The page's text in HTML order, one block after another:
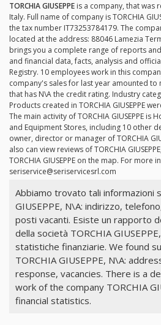
TORCHIA GIUSEPPE is a company, that was
Italy. Full name of company is TORCHIA
the tax number IT73253784179. The
located at the address: 88046 Lamezia
brings you a complete range of reports
and financial data, facts, analysis and
Registry. 10 employees work in this
company's sales for last year amounted to
that has N\A the credit rating. Industry
Products created in TORCHIA GIUSEPPE
The main activity of TORCHIA GIUSEPPE is
and Equipment Stores, including 10 other
owner, director or manager of TORCHIA
also can view reviews of TORCHIA
TORCHIA GIUSEPPE on the map. For
seriservice@seriservicesrl.com
Abbiamo trovato tali informazioni
GIUSEPPE, N\A: indirizzo,
posti vacanti. Esiste un rapporto
della società TORCHIA
statistiche finanziarie. We found
TORCHIA GIUSEPPE, N\A:
response, vacancies. There is a
work of the company TORCHIA
financial statistics.